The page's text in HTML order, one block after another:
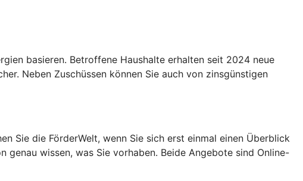
basieren. Betroffene Haushalte erhalten seit 2024 neue
Neben Zuschüssen können Sie auch von zinsgünstigen
Sie die FörderWelt, wenn Sie sich erst einmal einen Überblick
wissen, was Sie vorhaben. Beide Angebote sind Online-